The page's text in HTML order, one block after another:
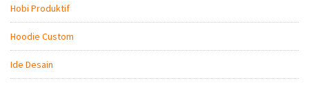
Hobi Produktif
Hoodie Custom
Ide Desain